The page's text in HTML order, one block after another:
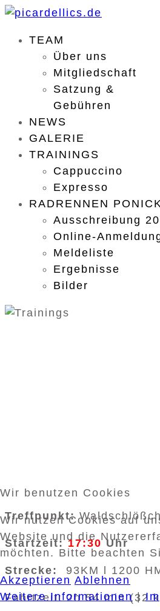
TEAM
Über uns
Mitgliedschaft
Satzung &
Gebühren
NEWS
GALERIE
TRAININGS
Cappuccino
Expresso
RADRENNEN
Ausschreibung
Online-
Meldeliste
Ergebnisse
Bilder
Treffpunkt:
Startzeit:17:30Uhr
Strecke: 93KM l 1200
Fahrtzeit: 2h 54 min (32
Wir benutzen Cookies
Wir nutzen Cookies auf
Website und die
möchten. Bitte beachten
Akzeptieren Ablehnen
Weitere Informationen|